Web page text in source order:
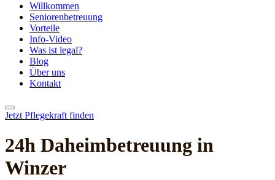
Willkommen
Seniorenbetreuung
Vorteile
Info-Video
Was ist legal?
Blog
Über uns
Kontakt
Jetzt Pflegekraft finden
24h Daheim­betreuung in
Winzer